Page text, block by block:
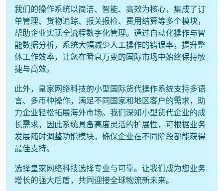
我们的操作系统以简洁、智能、高效为核心，集成了订
单管理、货物追踪、报关报检、费用结算等多个模块，
帮助企业实现全流程数字化管理。通过自动化操作与智
能数据分析，系统大幅减少人工操作的错误率，提升整
体工作效率，让您在瞬息万变的国际市场中始终保持敏
捷与高效。
此外，皇家网络科技的小型国际货代操作系统支持多语
言、多币种操作，满足不同国家和地区客户的需求，助
力企业轻松拓展海外市场。我们深知小型货代企业的成
长需求，因此系统具备高度灵活的扩展性，可根据业务
发展随时调整功能模块，确保企业在不同阶段都能获得
最佳支持。
选择皇家网络科技选择专业与可靠。让我们成为您业务
增长的强大后盾，共同迎接全球物流新未来。